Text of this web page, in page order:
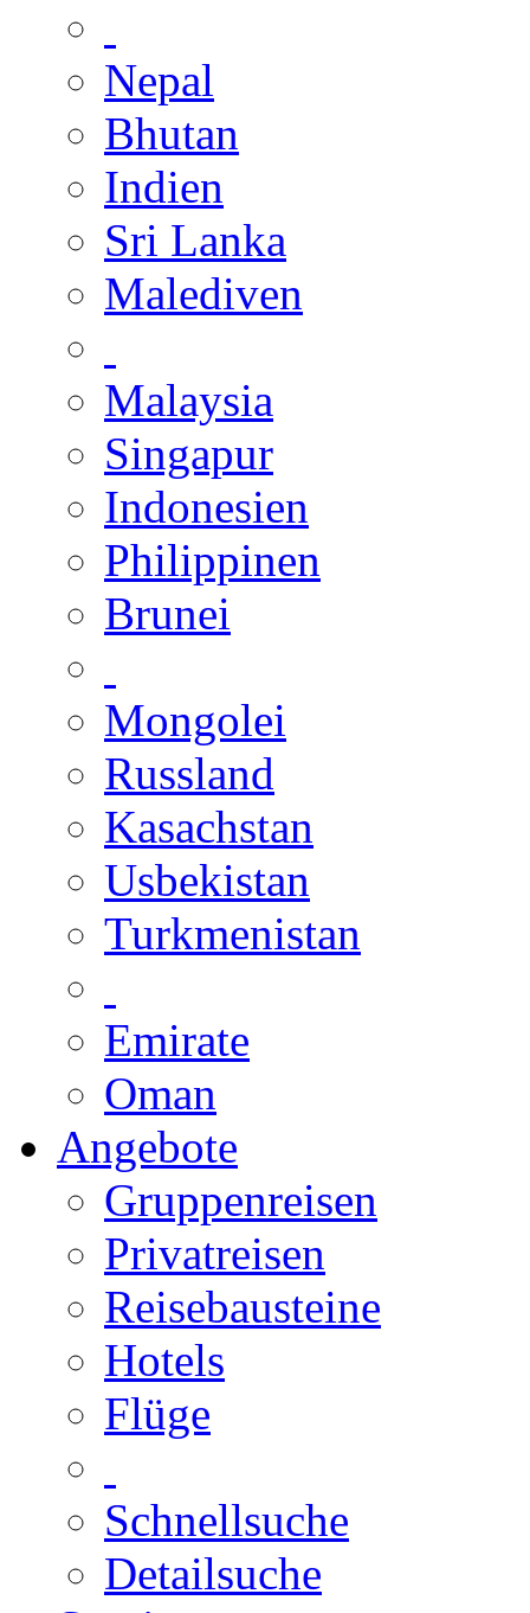
Nepal
Bhutan
Indien
Sri Lanka
Malediven
Malaysia
Singapur
Indonesien
Philippinen
Brunei
Mongolei
Russland
Kasachstan
Usbekistan
Turkmenistan
Emirate
Oman
Angebote
Gruppenreisen
Privatreisen
Reisebausteine
Hotels
Flüge
Schnellsuche
Detailsuche